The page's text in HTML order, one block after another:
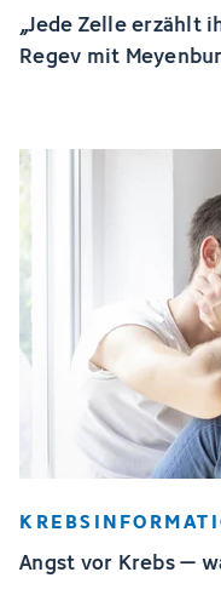
„Jede Zelle erzählt
Regev mit
Angst vor Krebs –